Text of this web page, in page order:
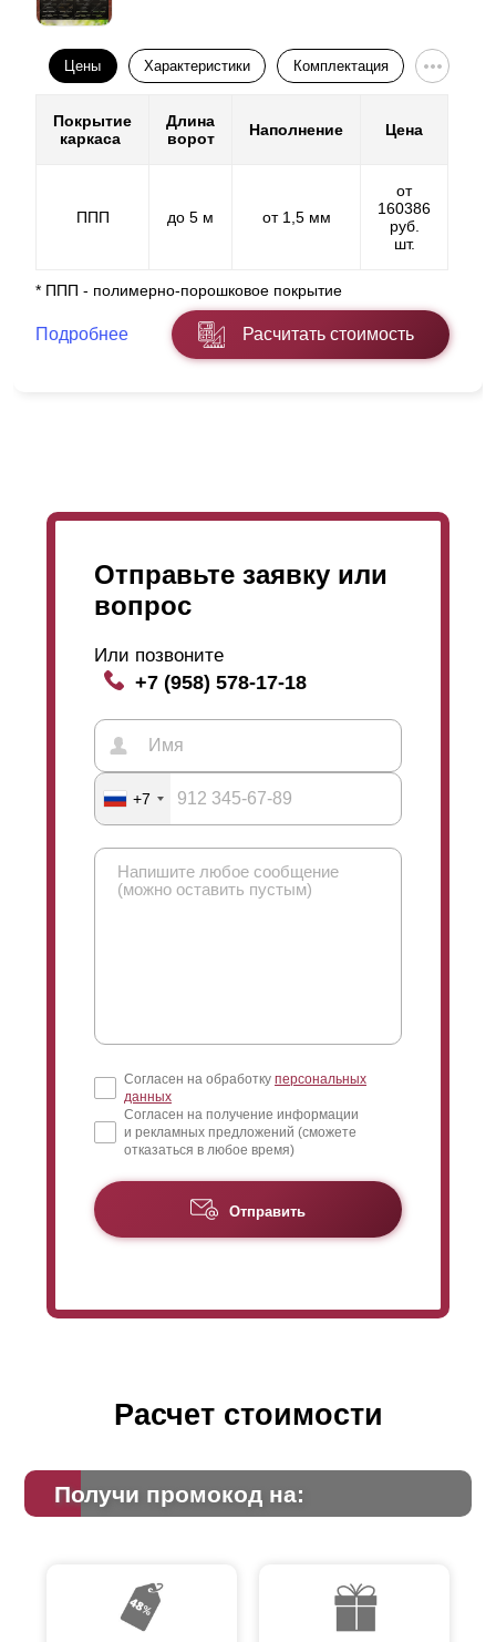
Цены Характеристики Комплектация
Покрытие
каркаса
Длина
ворот
Наполнение Цена
ППП до 5 м от 1,5 мм
от
160386
руб.
шт.
* ППП - полимерно-порошковое покрытие
Подробнее Расчитать стоимость
Отправьте заявку или
вопрос
Или позвоните
+7 (958) 578-17-18
+7
Согласен на обработку персональных
данных
Согласен на получение информации
и рекламных предложений (сможете
отказаться в любое время)
Отправить
Расчет стоимости
Получи промокод на: